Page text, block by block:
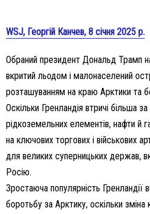
WSJ, Георгій Канчев, 8 січня 2025 р.
Обраний президент Дональд Трамп
вкритий льодом і малонаселений
розташуванням на краю Арктики та
Оскільки Гренландія втричі більша
рідкоземельних елементів, нафти й
на ключових торгових і військових
для великих суперницьких держав,
Росію.
Зростаюча популярність Гренландії
боротьбу за Арктику, оскільки зміна